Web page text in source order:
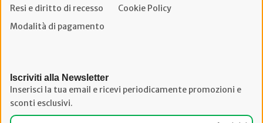
Resi e diritto di recesso
Cookie Policy
Modalità di pagamento
Iscriviti alla Newsletter
Inserisci la tua email e ricevi periodicamente promozioni e
sconti esclusivi.